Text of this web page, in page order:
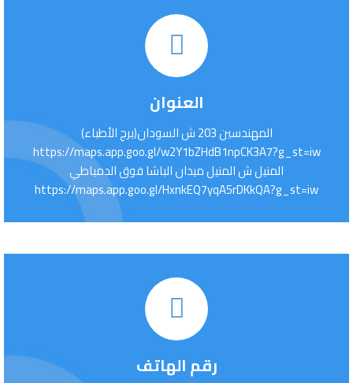
العنوان
المهندسين 203 ش السودان(برج الأطباء)
https://maps.app.goo.gl/w2Y1bZHdB1npCK3A7?g_st=iw
المنيل ش المنيل ميدان الباشا فوق الدمياطي
https://maps.app.goo.gl/HxnkEQ7yqA5rDKkQA?g_st=iw
رقم الهاتف